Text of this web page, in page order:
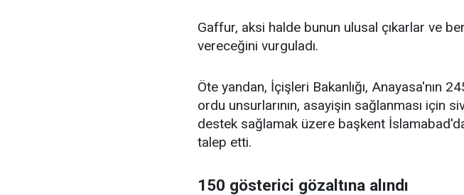
Gaffur, aksi halde bunun ulusal çıkarlar ve
vereceğini vurguladı.
Öte yandan, İçişleri Bakanlığı, Anayasa'nın
ordu unsurlarının, asayişin sağlanması için
destek sağlamak üzere başkent
talep etti.
150 gösterici gözaltına alındı